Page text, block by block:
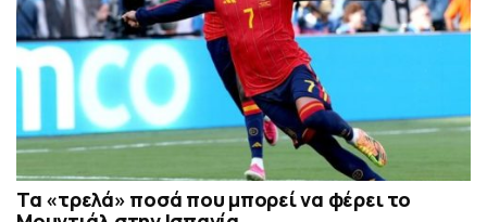
Τα «τρελά» ποσά που μπορεί να φέρει το